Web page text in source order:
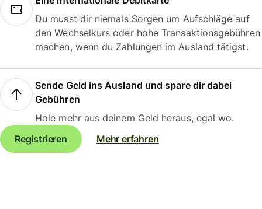
Du musst dir niemals Sorgen um Aufschläge auf
den Wechselkurs oder hohe Transaktionsgebühren
machen, wenn du Zahlungen im Ausland tätigst.
Sende Geld ins Ausland und spare dir dabei
Gebühren
Hole mehr aus deinem Geld heraus, egal wo.
Registrieren
Mehr erfahren